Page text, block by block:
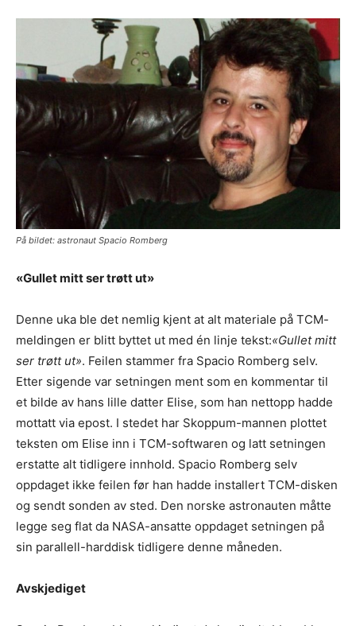
På bildet: astronaut Spacio Romberg
«Gullet mitt ser trøtt ut»
Denne uka ble det nemlig kjent at alt materiale på TCM-
meldingen er blitt byttet ut med én linje tekst:«Gullet mitt
ser trøtt ut». Feilen stammer fra Spacio Romberg selv.
Etter sigende var setningen ment som en kommentar til
et bilde av hans lille datter Elise, som han nettopp hadde
mottatt via epost. I stedet har Skoppum-mannen plottet
teksten om Elise inn i TCM-softwaren og latt setningen
erstatte alt tidligere innhold. Spacio Romberg selv
oppdaget ikke feilen før han hadde installert TCM-disken
og sendt sonden av sted. Den norske astronauten måtte
legge seg flat da NASA-ansatte oppdaget setningen på
sin parallell-harddisk tidligere denne måneden.
Avskjediget